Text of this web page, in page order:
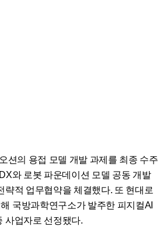
션의 용접 모델 개발 과제를 최종 수주
와 로봇 파운데이션 모델 공동 개발
략적 업무협약을 체결했다. 또 현대로
국방과학연구소가 발주한 피지컬AI
사업자로 선정됐다.